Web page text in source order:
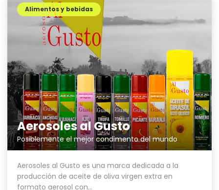
Aerosoles al Gusto
Posiblemente el mejor condimento del mundo
Alimentos y bebidas
Aerosoles al Gusto es una marca dedicada a la
producción de aceite de oliva virgen extra en
formato aerosol con...